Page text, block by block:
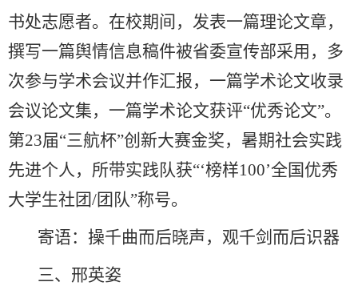
书处志愿者。在校期间，发表一篇理论文章，
撰写一篇舆情信息稿件被省委宣传部采用，多
次参与学术会议并作汇报，一篇学术论文收录
会议论文集，一篇学术论文获评“优秀论文”。
第23届“三航杯”创新大赛金奖，暑期社会实践
先进个人，所带实践队获“‘榜样100’全国优秀
大学生社团/团队”称号。
寄语：操千曲而后晓声，观千剑而后识器
三、邢英姿